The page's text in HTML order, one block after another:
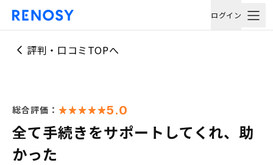
ログイン
評判・口コミTOPへ
総合評価： 5.0
全て手続きをサポートしてくれ、助
かった